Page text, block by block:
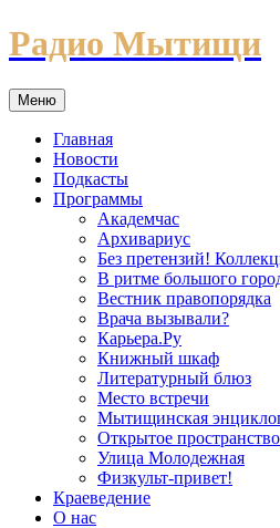
Перейти
к
Радио Мытищи
Меню
Главная
Новости
Подкасты
Программы
Академчас
Архивариус
Без претензий!
В ритме большого
Вестник правопорядка
Врача вызывали?
Карьера.Ру
Книжный шкаф
Литературный блюз
Место встречи
Мытищинская
Открытое пространство
Улица Молодежная
Физкульт-привет!
Краеведение
О нас